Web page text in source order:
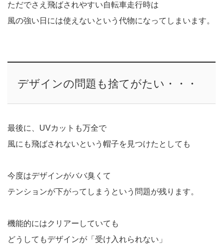
ただでさえ飛ばされやすい自転車走行時は
風の強い日には使えないという代物になってしまいます。
デザインの問題も捨てがたい・・・
最後に、UVカットも万全で
風にも飛ばされないという帽子を見つけたとしても
今度はデザインがババ臭くて
テンションが下がってしまうという問題が残ります。
機能的にはクリアーしていても
どうしてもデザインが「受け入れられない」